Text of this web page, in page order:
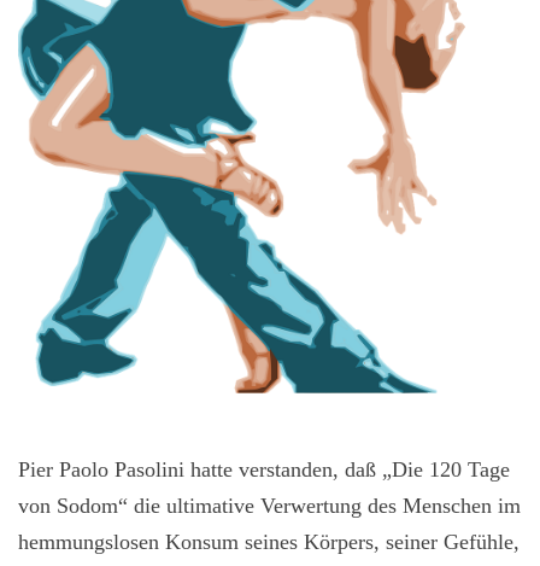
Pier Paolo Pasolini hatte verstanden, daß „Die 120 Tage
von Sodom“ die ultimative Verwertung des Menschen im
hemmungslosen Konsum seines Körpers, seiner Gefühle,